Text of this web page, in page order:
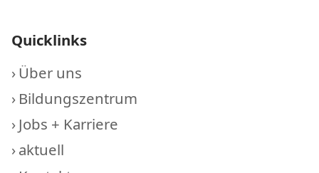
Quicklinks
Über uns
Bildungszentrum
Jobs + Karriere
aktuell